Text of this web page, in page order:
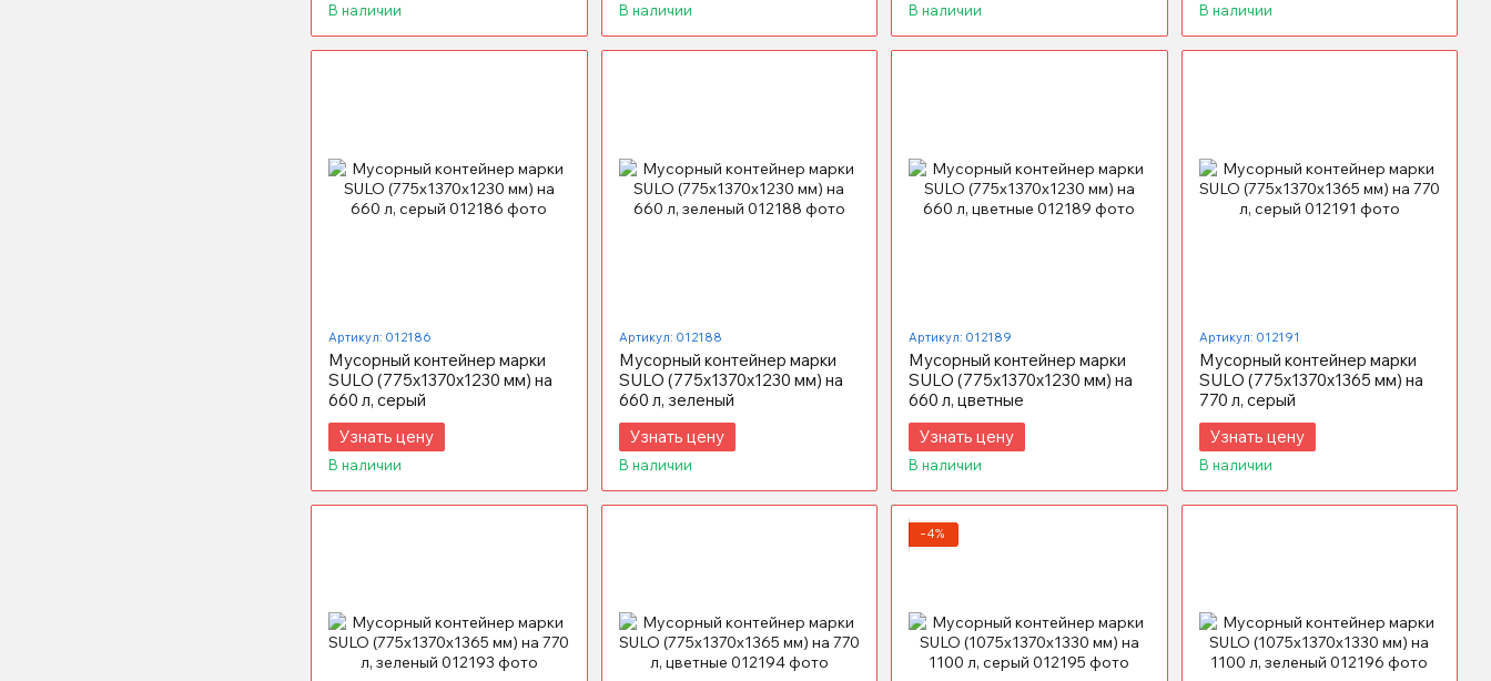
В наличии В наличии В наличии В наличии
Артикул: 012186
Мусорный контейнер марки
SULO (775x1370х1230 мм) на
660 л, серый
Узнать цену
В наличии
Артикул: 012188
Мусорный контейнер марки
SULO (775x1370х1230 мм) на
660 л, зеленый
Узнать цену
В наличии
Артикул: 012189
Мусорный контейнер марки
SULO (775x1370х1230 мм) на
660 л, цветные
Узнать цену
В наличии
Артикул: 012191
Мусорный контейнер марки
SULO (775x1370х1365 мм) на
770 л, серый
Узнать цену
В наличии
−4%